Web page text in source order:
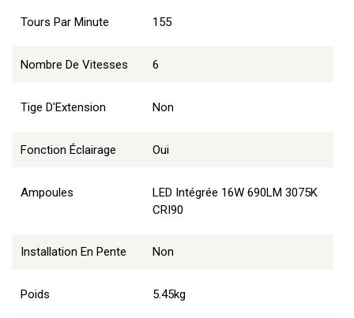
Tours Par Minute 155
Nombre De Vitesses 6
Tige D'Extension Non
Fonction Éclairage Oui
Ampoules
LED Intégrée 16W 690LM 3075K
CRI90
Installation En Pente Non
Poids 5.45kg